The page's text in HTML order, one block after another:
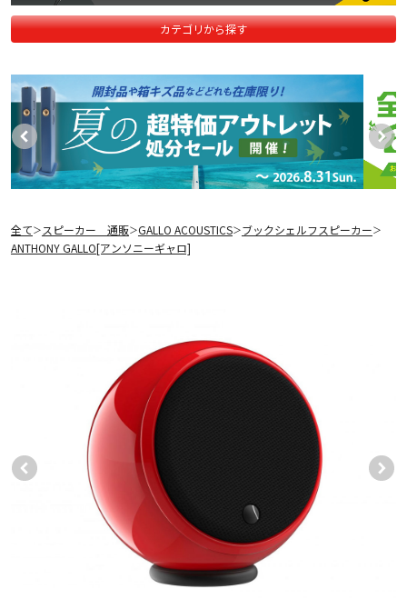
カテゴリから探す
全て＞ スピーカー 通販＞GALLO ACOUSTICS＞ブックシェルフスピーカー＞
ANTHONY GALLO[アンソニーギャロ]